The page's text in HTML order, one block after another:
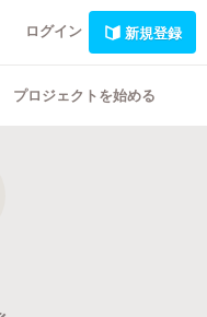
ログイン 新規登録
プロジェクトを始める